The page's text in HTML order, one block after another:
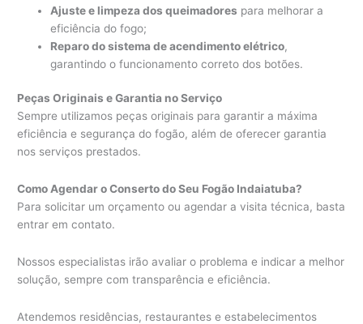
Ajuste e limpeza dos queimadores para melhorar a
eficiência do fogo;
Reparo do sistema de acendimento elétrico,
garantindo o funcionamento correto dos botões.
Peças Originais e Garantia no Serviço
Sempre utilizamos peças originais para garantir a máxima
eficiência e segurança do fogão, além de oferecer garantia
nos serviços prestados.
Como Agendar o Conserto do Seu Fogão Indaiatuba?
Para solicitar um orçamento ou agendar a visita técnica, basta
entrar em contato.
Nossos especialistas irão avaliar o problema e indicar a melhor
solução, sempre com transparência e eficiência.
Atendemos residências, restaurantes e estabelecimentos